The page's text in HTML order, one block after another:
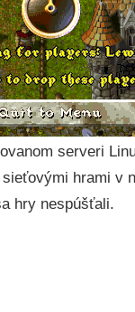
serveri
hrami v
hry nespúšťali.